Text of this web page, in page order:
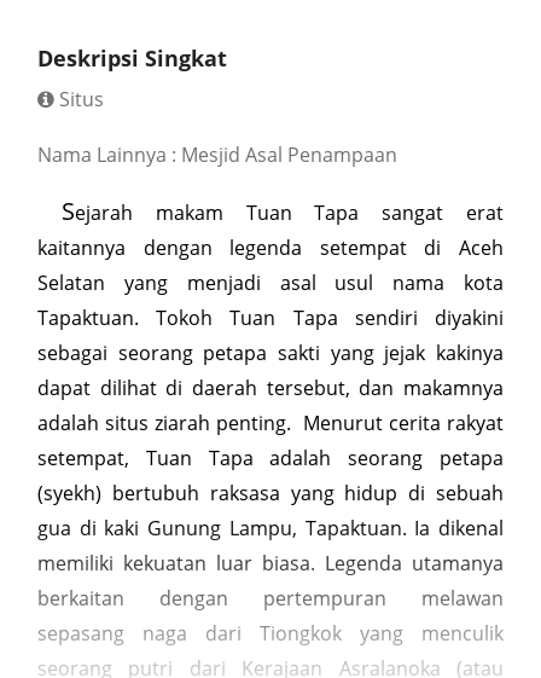
Deskripsi Singkat
Situs
Nama Lainnya : Mesjid Asal Penampaan
Sejarah makam Tuan Tapa sangat erat
kaitannya dengan legenda setempat di Aceh
Selatan yang menjadi asal usul nama kota
Tapaktuan. Tokoh Tuan Tapa sendiri diyakini
sebagai seorang petapa sakti yang jejak kakinya
dapat dilihat di daerah tersebut, dan makamnya
adalah situs ziarah penting. Menurut cerita rakyat
setempat, Tuan Tapa adalah seorang petapa
(syekh) bertubuh raksasa yang hidup di sebuah
gua di kaki Gunung Lampu, Tapaktuan. Ia dikenal
memiliki kekuatan luar biasa. Legenda utamanya
berkaitan dengan pertempuran melawan
sepasang naga dari Tiongkok yang menculik
seorang putri dari Kerajaan Asralanoka (atau